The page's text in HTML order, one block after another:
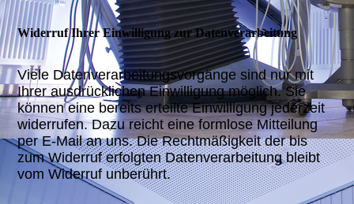
Widerruf Ihrer Einwilligung zur Datenverarbeitung
Viele Datenverarbeitungsvorgänge sind nur mit
Ihrer ausdrücklichen Einwilligung möglich. Sie
können eine bereits erteilte Einwilligung jederzeit
widerrufen. Dazu reicht eine formlose Mitteilung
per E-Mail an uns. Die Rechtmäßigkeit der bis
zum Widerruf erfolgten Datenverarbeitung bleibt
vom Widerruf unberührt.